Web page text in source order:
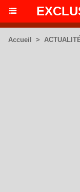
Accueil >